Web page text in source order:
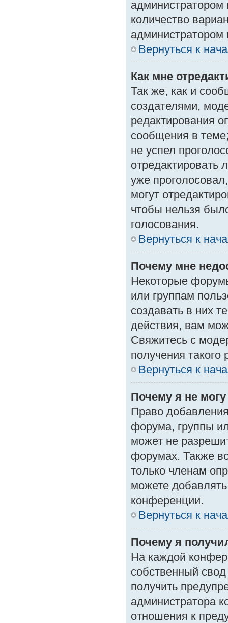
количество
Вернуться к
Как мне
Так же, как и
создателями,
редактирования
сообщения в
не успел
отредактировать
уже
могут
чтобы нельзя
голосования.
Вернуться к
Почему мне
Некоторые
или группам
создавать в них
действия, вам
Свяжитесь с
получения такого
Вернуться к
Почему я не
Право
форума, группы
может не
форумах. Также
только членам
можете
конференции.
Вернуться к
Почему я
На каждой
собственный
получить
администратора
отношения к